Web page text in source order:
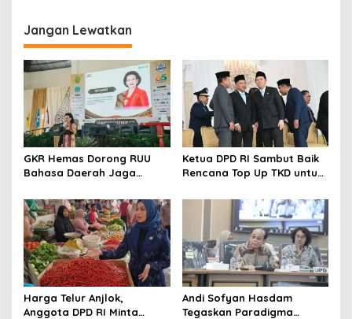
p
o
s
Jangan Lewatkan
GKR Hemas Dorong RUU
Bahasa Daerah Jaga
Ketua DPD RI Sambut Baik
Rencana Top Up TKD untuk
Harga Telur Anjlok,
Anggota DPD RI Minta
Andi Sofyan Hasdam
Tegaskan Paradigma